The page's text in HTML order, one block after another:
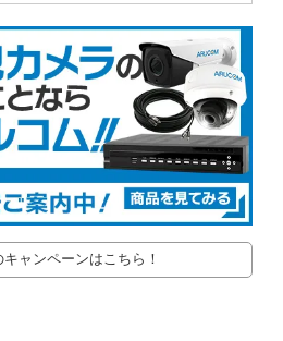
ャンペーンはこちら！